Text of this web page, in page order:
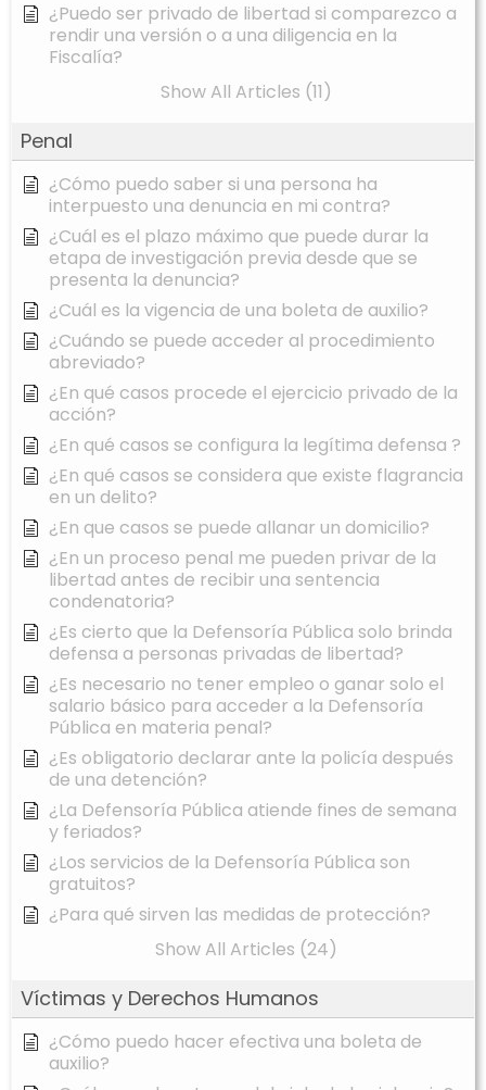
¿Puedo ser privado de libertad si comparezco a
rendir una versión o a una diligencia en la
Fiscalía?
Show All Articles (11)
Penal
¿Cómo puedo saber si una persona ha
interpuesto una denuncia en mi contra?
¿Cuál es el plazo máximo que puede durar la
etapa de investigación previa desde que se
presenta la denuncia?
¿Cuál es la vigencia de una boleta de auxilio?
¿Cuándo se puede acceder al procedimiento
abreviado?
¿En qué casos procede el ejercicio privado de la
acción?
¿En qué casos se configura la legítima defensa ?
¿En qué casos se considera que existe flagrancia
en un delito?
¿En que casos se puede allanar un domicilio?
¿En un proceso penal me pueden privar de la
libertad antes de recibir una sentencia
condenatoria?
¿Es cierto que la Defensoría Pública solo brinda
defensa a personas privadas de libertad?
¿Es necesario no tener empleo o ganar solo el
salario básico para acceder a la Defensoría
Pública en materia penal?
¿Es obligatorio declarar ante la policía después
de una detención?
¿La Defensoría Pública atiende fines de semana
y feriados?
¿Los servicios de la Defensoría Pública son
gratuitos?
¿Para qué sirven las medidas de protección?
Show All Articles (24)
Víctimas y Derechos Humanos
¿Cómo puedo hacer efectiva una boleta de
auxilio?